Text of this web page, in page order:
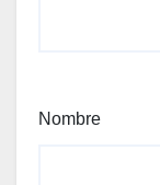
Nombre